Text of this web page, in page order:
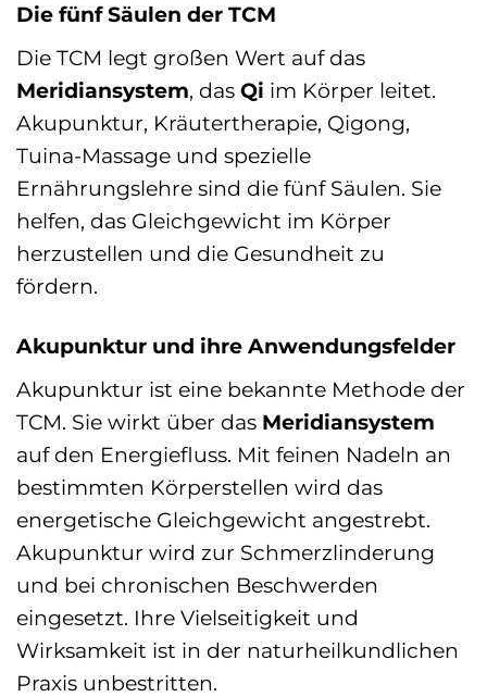
Die fünf Säulen der TCM
Die TCM legt großen Wert auf das
Meridiansystem, das Qi im Körper leitet.
Akupunktur, Kräutertherapie, Qigong,
Tuina-Massage und spezielle
Ernährungslehre sind die fünf Säulen. Sie
helfen, das Gleichgewicht im Körper
herzustellen und die Gesundheit zu
fördern.
Akupunktur und ihre Anwendungsfelder
Akupunktur ist eine bekannte Methode der
TCM. Sie wirkt über das Meridiansystem
auf den Energiefluss. Mit feinen Nadeln an
bestimmten Körperstellen wird das
energetische Gleichgewicht angestrebt.
Akupunktur wird zur Schmerzlinderung
und bei chronischen Beschwerden
eingesetzt. Ihre Vielseitigkeit und
Wirksamkeit ist in der naturheilkundlichen
Praxis unbestritten.